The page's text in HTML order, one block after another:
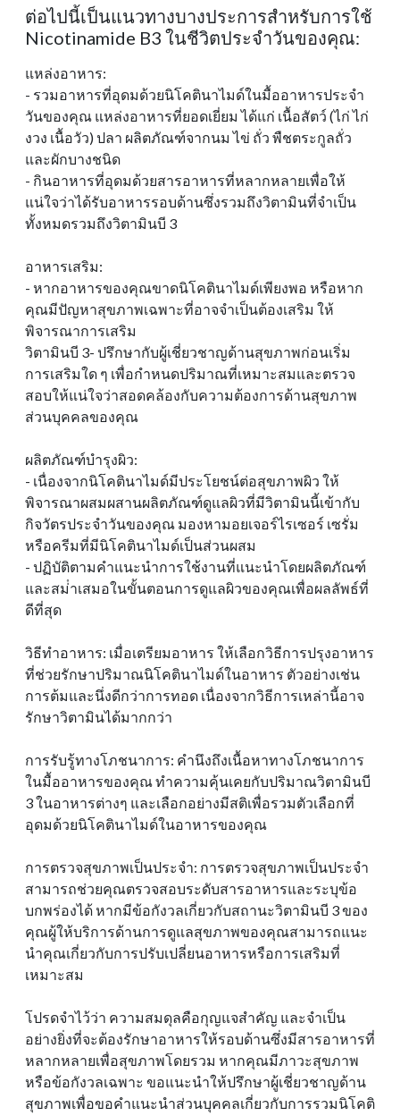
ต่อไปนี้เป็นแนวทางบางประการสําหรับการใช้
Nicotinamide B3 ในชีวิตประจําวันของคุณ:
แหล่งอาหาร:
- รวมอาหารที่อุดมด้วยนิโคตินาไมด์ในมื้ออาหารประจํา
วันของคุณ แหล่งอาหารที่ยอดเยี่ยม ได้แก่ เนื้อสัตว์ (ไก่ ไก่
งวง เนื้อวัว) ปลา ผลิตภัณฑ์จากนม ไข่ ถั่ว พืชตระกูลถั่ว
และผักบางชนิด
- กินอาหารที่อุดมด้วยสารอาหารที่หลากหลายเพื่อให้
แน่ใจว่าได้รับอาหารรอบด้านซึ่งรวมถึงวิตามินที่จําเป็น
ทั้งหมดรวมถึงวิตามินบี 3
อาหารเสริม:
- หากอาหารของคุณขาดนิโคตินาไมด์เพียงพอ หรือหาก
คุณมีปัญหาสุขภาพเฉพาะที่อาจจําเป็นต้องเสริม ให้
พิจารณาการเสริม
วิตามินบี 3- ปรึกษากับผู้เชี่ยวชาญด้านสุขภาพก่อนเริ่ม
การเสริมใด ๆ เพื่อกําหนดปริมาณที่เหมาะสมและตรวจ
สอบให้แน่ใจว่าสอดคล้องกับความต้องการด้านสุขภาพ
ส่วนบุคคลของคุณ
ผลิตภัณฑ์บํารุงผิว:
- เนื่องจากนิโคตินาไมด์มีประโยชน์ต่อสุขภาพผิว ให้
พิจารณาผสมผสานผลิตภัณฑ์ดูแลผิวที่มีวิตามินนี้เข้ากับ
กิจวัตรประจําวันของคุณ มองหามอยเจอร์ไรเซอร์ เซรั่ม
หรือครีมที่มีนิโคตินาไมด์เป็นส่วนผสม
- ปฏิบัติตามคําแนะนําการใช้งานที่แนะนําโดยผลิตภัณฑ์
และสม่ําเสมอในขั้นตอนการดูแลผิวของคุณเพื่อผลลัพธ์ที่
ดีที่สุด
วิธีทําอาหาร: เมื่อเตรียมอาหาร ให้เลือกวิธีการปรุงอาหาร
ที่ช่วยรักษาปริมาณนิโคตินาไมด์ในอาหาร ตัวอย่างเช่น
การต้มและนึ่งดีกว่าการทอด เนื่องจากวิธีการเหล่านี้อาจ
รักษาวิตามินได้มากกว่า
การรับรู้ทางโภชนาการ: คํานึงถึงเนื้อหาทางโภชนาการ
ในมื้ออาหารของคุณ ทําความคุ้นเคยกับปริมาณวิตามินบี
3 ในอาหารต่างๆ และเลือกอย่างมีสติเพื่อรวมตัวเลือกที่
อุดมด้วยนิโคตินาไมด์ในอาหารของคุณ
การตรวจสุขภาพเป็นประจํา: การตรวจสุขภาพเป็นประจํา
สามารถช่วยคุณตรวจสอบระดับสารอาหารและระบุข้อ
บกพร่องได้ หากมีข้อกังวลเกี่ยวกับสถานะวิตามินบี 3 ของ
คุณผู้ให้บริการด้านการดูแลสุขภาพของคุณสามารถแนะ
นําคุณเกี่ยวกับการปรับเปลี่ยนอาหารหรือการเสริมที่
เหมาะสม
โปรดจําไว้ว่า ความสมดุลคือกุญแจสําคัญ และจําเป็น
อย่างยิ่งที่จะต้องรักษาอาหารให้รอบด้านซึ่งมีสารอาหารที่
หลากหลายเพื่อสุขภาพโดยรวม หากคุณมีภาวะสุขภาพ
หรือข้อกังวลเฉพาะ ขอแนะนําให้ปรึกษาผู้เชี่ยวชาญด้าน
สุขภาพเพื่อขอคําแนะนําส่วนบุคคลเกี่ยวกับการรวมนิโคติ